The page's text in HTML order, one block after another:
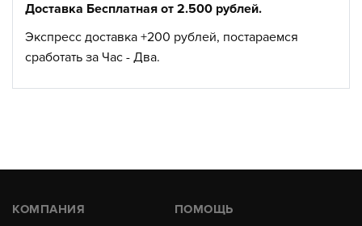
Доставка Бесплатная от 2.500 рублей.
Экспресс доставка +200 рублей, постараемся
сработать за Час - Два.
КОМПАНИЯ ПОМОЩЬ